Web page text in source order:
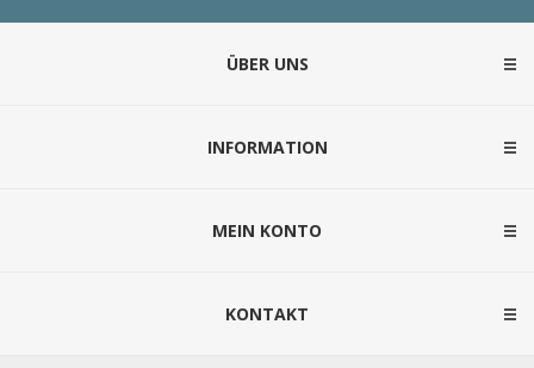
ÜBER UNS
INFORMATION
MEIN KONTO
KONTAKT